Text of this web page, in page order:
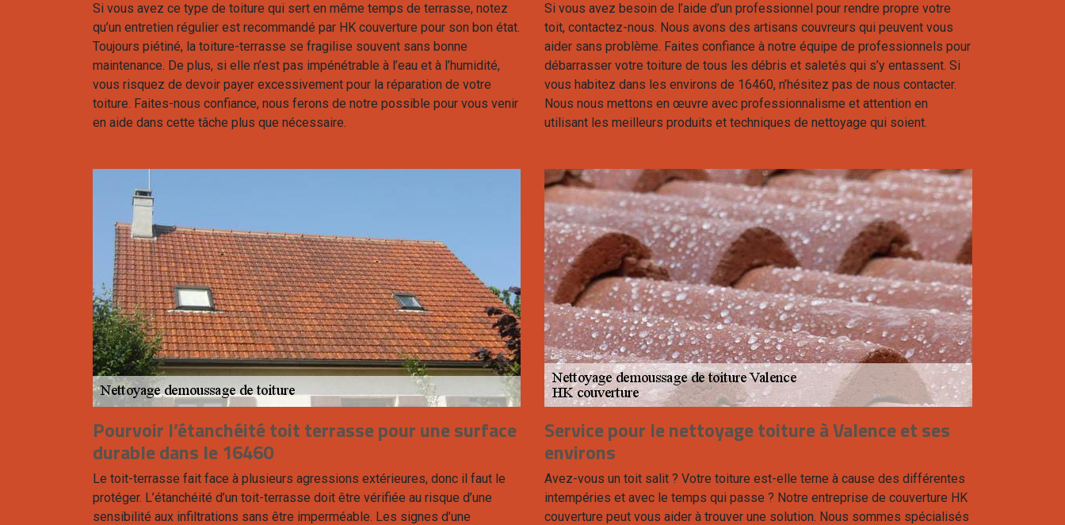
Si vous avez ce type de toiture qui sert en même temps de terrasse, notez
qu’un entretien régulier est recommandé par HK couverture pour son bon état.
Toujours piétiné, la toiture-terrasse se fragilise souvent sans bonne
maintenance. De plus, si elle n’est pas impénétrable à l’eau et à l’humidité,
vous risquez de devoir payer excessivement pour la réparation de votre
toiture. Faites-nous confiance, nous ferons de notre possible pour vous venir
en aide dans cette tâche plus que nécessaire.
Si vous avez besoin de l’aide d’un professionnel pour rendre propre votre
toit, contactez-nous. Nous avons des artisans couvreurs qui peuvent vous
aider sans problème. Faites confiance à notre équipe de professionnels pour
débarrasser votre toiture de tous les débris et saletés qui s’y entassent. Si
vous habitez dans les environs de 16460, n’hésitez pas de nous contacter.
Nous nous mettons en œuvre avec professionnalisme et attention en
utilisant les meilleurs produits et techniques de nettoyage qui soient.
Pourvoir l’étanchéité toit terrasse pour une surface
durable dans le 16460
Le toit-terrasse fait face à plusieurs agressions extérieures, donc il faut le
protéger. L’étanchéité d’un toit-terrasse doit être vérifiée au risque d’une
sensibilité aux infiltrations sans être imperméable. Les signes d’une
Service pour le nettoyage toiture à Valence et ses
environs
Avez-vous un toit salit ? Votre toiture est-elle terne à cause des différentes
intempéries et avec le temps qui passe ? Notre entreprise de couverture HK
couverture peut vous aider à trouver une solution. Nous sommes spécialisés